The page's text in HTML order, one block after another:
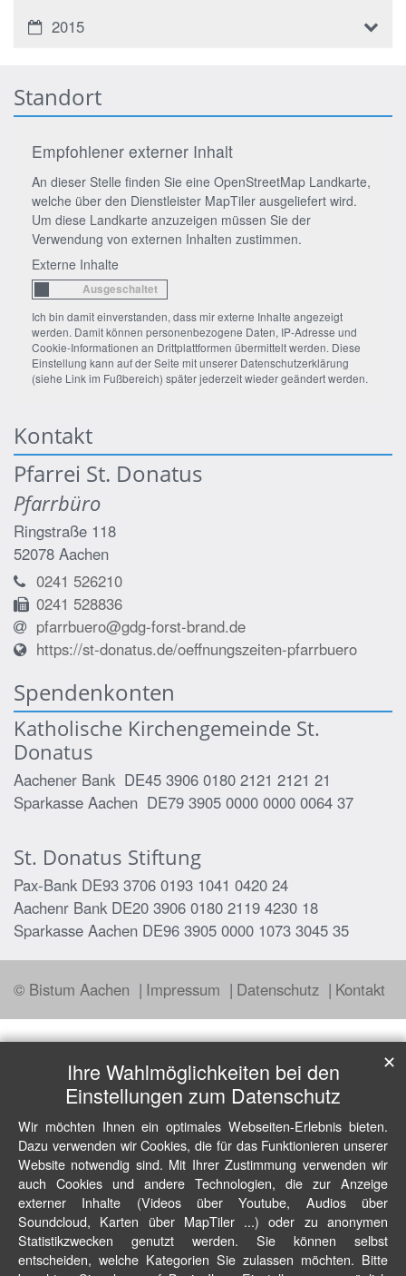
2015
Standort
Empfohlener externer Inhalt
An dieser Stelle finden Sie eine OpenStreetMap Landkarte,
welche über den Dienstleister MapTiler ausgeliefert wird.
Um diese Landkarte anzuzeigen müssen Sie der
Verwendung von externen Inhalten zustimmen.
Externe Inhalte
Ich bin damit einverstanden, dass mir externe Inhalte angezeigt
werden. Damit können personenbezogene Daten, IP-Adresse und
Cookie-Informationen an Drittplattformen übermittelt werden. Diese
Einstellung kann auf der Seite mit unserer Datenschutzerklärung
(siehe Link im Fußbereich) später jederzeit wieder geändert werden.
Kontakt
Pfarrei St. Donatus
Pfarrbüro
Ringstraße 118
52078 Aachen
0241 526210
0241 528836
pfarrbuero@gdg-forst-brand.de
https://st-donatus.de/oeffnungszeiten-pfarrbuero
Spendenkonten
Katholische Kirchengemeinde St.
Donatus
Aachener Bank DE45 3906 0180 2121 2121 21
Sparkasse Aachen DE79 3905 0000 0000 0064 37
St. Donatus Stiftung
Pax-Bank DE93 3706 0193 1041 0420 24
Aachenr Bank DE20 3906 0180 2119 4230 18
Sparkasse Aachen DE96 3905 0000 1073 3045 35
© Bistum Aachen Impressum Datenschutz Kontakt
Ihre Wahlmöglichkeiten bei den
Einstellungen zum Datenschutz
Wir möchten Ihnen ein optimales Webseiten-Erlebnis bieten.
Dazu verwenden wir Cookies, die für das Funktionieren unserer
Website notwendig sind. Mit Ihrer Zustimmung verwenden wir
auch Cookies und andere Technologien, die zur Anzeige
externer Inhalte (Videos über Youtube, Audios über
Soundcloud, Karten über MapTiler ...) oder zu anonymen
Statistikzwecken genutzt werden. Sie können selbst
entscheiden, welche Kategorien Sie zulassen möchten. Bitte
✕